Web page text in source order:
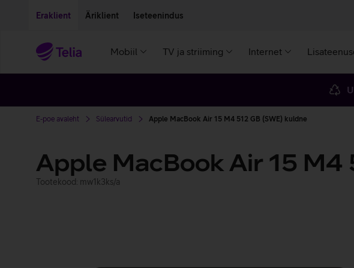
Eraklient Äriklient Iseteenindus
Mobiil TV ja striiming Internet
E-poe avaleht Sülearvutid Apple MacBook Air 15 M4 512 GB (SWE) kuldne
Apple MacBook Air 15 M4
Tootekood: mw1k3ks/a